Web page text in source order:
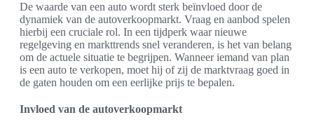
De waarde van een auto wordt sterk beïnvloed door de
dynamiek van de autoverkoopmarkt. Vraag en aanbod spelen
hierbij een cruciale rol. In een tijdperk waar nieuwe
regelgeving en markttrends snel veranderen, is het van belang
om de actuele situatie te begrijpen. Wanneer iemand van plan
is een auto te verkopen, moet hij of zij de marktvraag goed in
de gaten houden om een eerlijke prijs te bepalen.
Invloed van de autoverkoopmarkt